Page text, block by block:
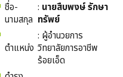
ชื่อ-
นามสกุล
: นายสืบพงษ์ รักษา
ทรัพย์
ตำแหน่ง
: ผู้อำนวยการ
วิทยาลัยการอาชีพ
ร้อยเอ็ด